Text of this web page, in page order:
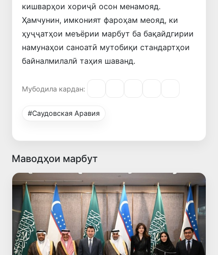
кишварҳои хориҷӣ осон менамояд.
Ҳамчунин, имконият фароҳам меояд, ки
ҳуҷҷатҳои меъёрии марбут ба бақайдгирии
намунаҳои саноатӣ мутобиқи стандартҳои
байналмилалӣ таҳия шаванд.
Мубодила кардан:
#Саудовская Аравия
Маводҳои марбут